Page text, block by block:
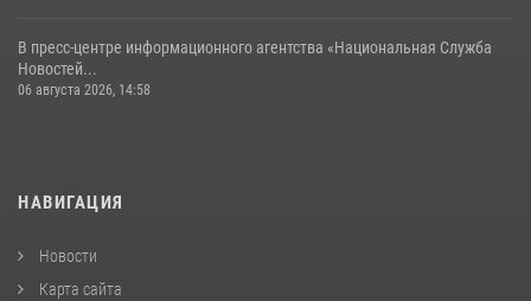
В пресс-центре информационного агентства «Национальная Служба
Новостей...
06 августа 2026, 14:58
НАВИГАЦИЯ
Новости
Карта сайта